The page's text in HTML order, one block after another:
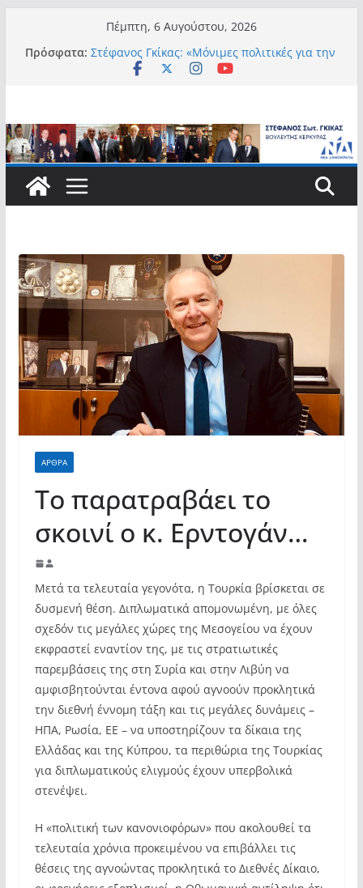
περιεχόμενο
Πέμπτη, 6 Αυγούστου, 2026
Πρόσφατα: Στέφανος Γκίκας: «Μόνιμες πολιτικές για την
αυτονομία, την αξιοπρέπεια και την ισότιμη
Στέφανος Γκίκας:
Στέφανος Γκίκας: «Η πρωτοβουλία “Smart
Island – Gov Access Booth” ενισχύει την
ισότιμη πρόσβαση των νησιωτών μας στις
911 νέους φοιτητές που επέλεξαν τα 6
Τμήματα της Κέρκυρας για τις σπουδές
τους»
Στέφανος Γκίκας: «Οι νέες προκλήσεις, όπως
η τεχνητή νοημοσύνη, η κλιματική κρίση, η
στεγαστική πίεση και η ανάγκη προστασίας
των επόμενων γενεών, επιβάλλουν
σύγχρονες και ουσιαστικές θεσμικές
απαντήσεις»
ΑΡΘΡΑ
Το παρατραβάει το
σκοινί ο κ. Ερντογάν…
Μετά τα τελευταία γεγονότα, η Τουρκία βρίσκεται σε
δυσμενή θέση. Διπλωματικά απομονωμένη, με όλες
σχεδόν τις μεγάλες χώρες της Μεσογείου να έχουν
εκφραστεί εναντίον της, με τις στρατιωτικές
παρεμβάσεις της στη Συρία και στην Λιβύη να
αμφισβητούνται έντονα αφού αγνοούν προκλητικά
την διεθνή έννομη τάξη και τις μεγάλες δυνάμεις –
ΗΠΑ, Ρωσία, ΕΕ – να υποστηρίζουν τα δίκαια της
Ελλάδας και της Κύπρου, τα περιθώρια της Τουρκίας
για διπλωματικούς ελιγμούς έχουν υπερβολικά
στενέψει.
Η «πολιτική των κανονιοφόρων» που ακολουθεί τα
τελευταία χρόνια προκειμένου να επιβάλλει τις
θέσεις της αγνοώντας προκλητικά το Διεθνές Δίκαιο,